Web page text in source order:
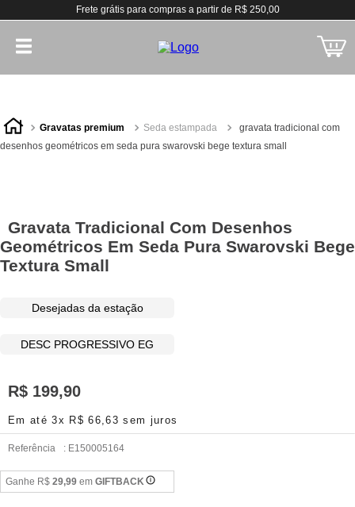
Frete grátis para compras a partir de R$ 250,00
gravatas premium seda estampada
gravata tradicional com
desenhos geométricos em seda pura swarovski bege textura small
Gravata Tradicional Com Desenhos
Geométricos Em Seda Pura Swarovski Bege
Textura Small
Desejadas da estação
DESC PROGRESSIVO EG
R$ 199,90
Em até3x R$ 66,63 sem juros
Referência : E150005164
Ganhe R$ 29,99 em GIFTBACK